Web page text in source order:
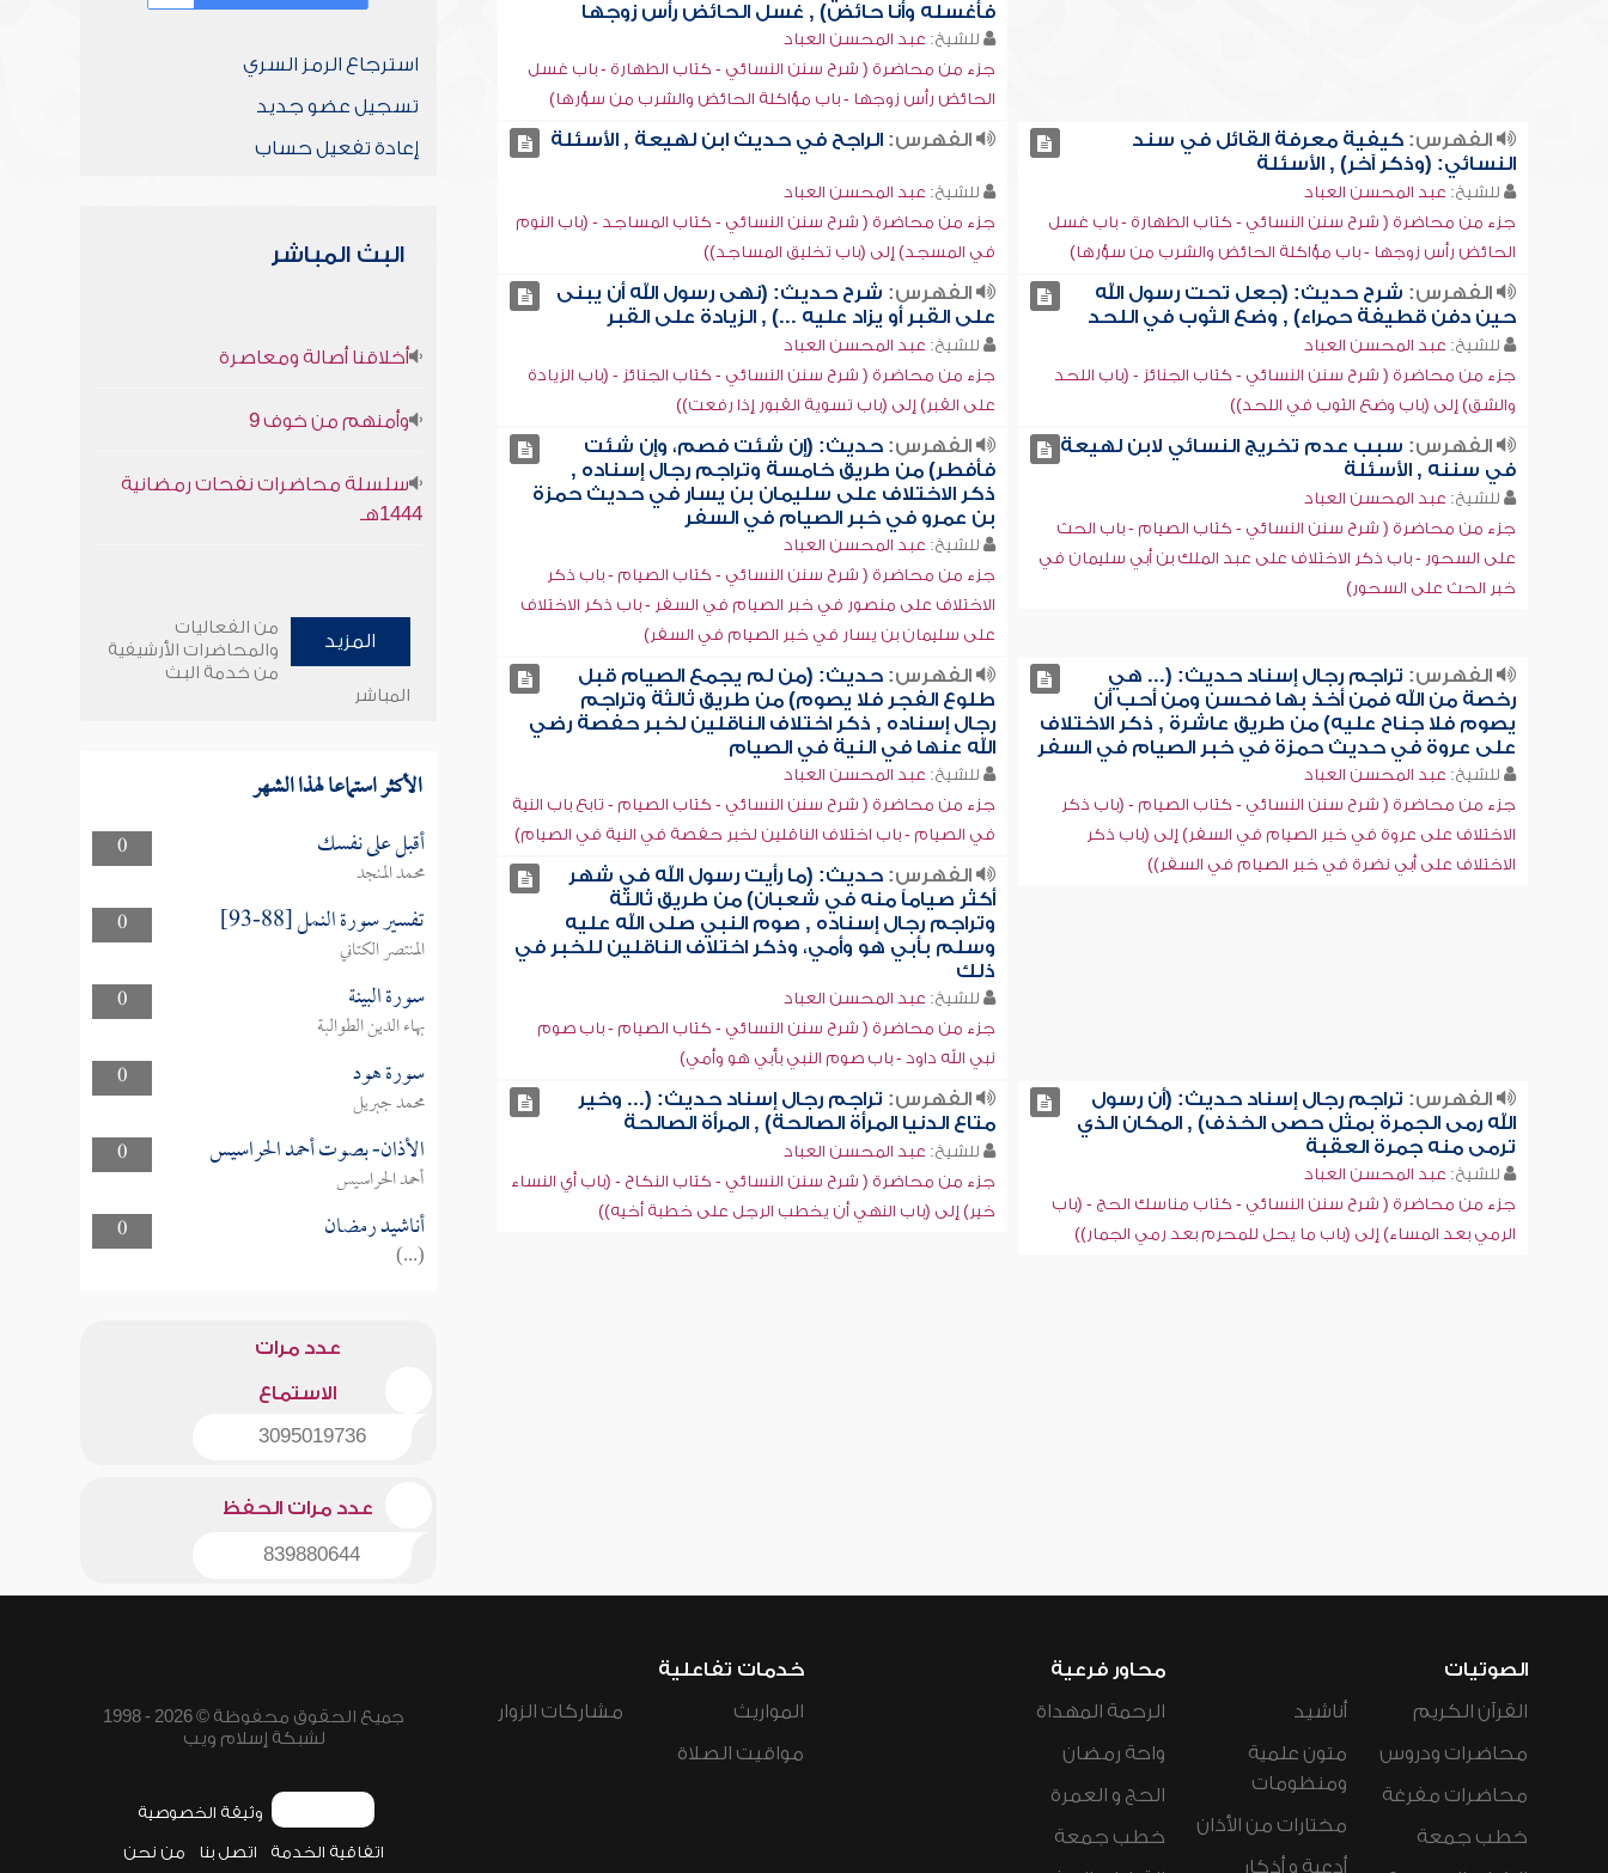
فأغسله وأنا حائض) , غسل الحائض رأس زوجها
للشيخ: عبد المحسن العباد
جزء من محاضرة ( شرح سنن النسائي - كتاب الطهارة - باب غسل
الحائض رأس زوجها - باب مؤاكلة الحائض والشرب من سؤرها)
الفهرس:كيفية معرفة القائل في سند
النسائي: (وذكر آخر) , الأسئلة
للشيخ: عبد المحسن العباد
جزء من محاضرة ( شرح سنن النسائي - كتاب الطهارة - باب غسل
الحائض رأس زوجها - باب مؤاكلة الحائض والشرب من سؤرها)
الفهرس: الراجح في حديث ابن لهيعة , الأسئلة
للشيخ: عبد المحسن العباد
جزء من محاضرة ( شرح سنن النسائي - كتاب المساجد - (باب النوم
في المسجد) إلى (باب تخليق المساجد))
الفهرس: شرح حديث: (جعل تحت رسول الله
حين دفن قطيفة حمراء) , وضع الثوب في اللحد
للشيخ: عبد المحسن العباد
جزء من محاضرة ( شرح سنن النسائي - كتاب الجنائز - (باب اللحد
والشق) إلى (باب وضع الثوب في اللحد))
الفهرس: شرح حديث: (نهى رسول الله أن يبنى
على القبر أو يزاد عليه ...) , الزيادة على القبر
للشيخ: عبد المحسن العباد
جزء من محاضرة ( شرح سنن النسائي - كتاب الجنائز - (باب الزيادة
على القبر) إلى (باب تسوية القبور إذا رفعت))
الفهرس: سبب عدم تخريج النسائي لابن لهيعة
في سننه , الأسئلة
للشيخ: عبد المحسن العباد
جزء من محاضرة ( شرح سنن النسائي - كتاب الصيام - باب الحث
على السحور - باب ذكر الاختلاف على عبد الملك بن أبي سليمان في
خبر الحث على السحور)
الفهرس: حديث: (إن شئت فصم، وإن شئت
فأفطر) من طريق خامسة وتراجم رجال إسناده ,
ذكر الاختلاف على سليمان بن يسار في حديث حمزة
بن عمرو في خبر الصيام في السفر
للشيخ: عبد المحسن العباد
جزء من محاضرة ( شرح سنن النسائي - كتاب الصيام - باب ذكر
الاختلاف على منصور في خبر الصيام في السفر - باب ذكر الاختلاف
على سليمان بن يسار في خبر الصيام في السفر)
الفهرس: تراجم رجال إسناد حديث: (... هي
رخصة من الله فمن أخذ بها فحسن ومن أحب أن
يصوم فلا جناح عليه) من طريق عاشرة , ذكر الاختلاف
على عروة في حديث حمزة في خبر الصيام في السفر
للشيخ: عبد المحسن العباد
جزء من محاضرة ( شرح سنن النسائي - كتاب الصيام - (باب ذكر
الاختلاف على عروة في خبر الصيام في السفر) إلى (باب ذكر
الاختلاف على أبي نضرة في خبر الصيام في السفر))
الفهرس: حديث: (من لم يجمع الصيام قبل
طلوع الفجر فلا يصوم) من طريق ثالثة وتراجم
رجال إسناده , ذكر اختلاف الناقلين لخبر حفصة رضي
الله عنها في النية في الصيام
للشيخ: عبد المحسن العباد
جزء من محاضرة ( شرح سنن النسائي - كتاب الصيام - تابع باب النية
في الصيام - باب اختلاف الناقلين لخبر حفصة في النية في الصيام)
الفهرس: حديث: (ما رأيت رسول الله في شهر
أكثر صياماً منه في شعبان) من طريق ثالثة
وتراجم رجال إسناده , صوم النبي صلى الله عليه
وسلم بأبي هو وأمي، وذكر اختلاف الناقلين للخبر في
ذلك
للشيخ: عبد المحسن العباد
جزء من محاضرة ( شرح سنن النسائي - كتاب الصيام - باب صوم
نبي الله داود - باب صوم النبي بأبي هو وأمي)
الفهرس: تراجم رجال إسناد حديث: (أن رسول
الله رمى الجمرة بمثل حصى الخذف) , المكان الذي
ترمى منه جمرة العقبة
للشيخ: عبد المحسن العباد
جزء من محاضرة ( شرح سنن النسائي - كتاب مناسك الحج - (باب
الرمي بعد المساء) إلى (باب ما يحل للمحرم بعد رمي الجمار))
الفهرس: تراجم رجال إسناد حديث: (... وخير
متاع الدنيا المرأة الصالحة) , المرأة الصالحة
للشيخ: عبد المحسن العباد
جزء من محاضرة ( شرح سنن النسائي - كتاب النكاح - (باب أي النساء
خير) إلى (باب النهي أن يخطب الرجل على خطبة أخيه))
استرجاع الرمز السري
تسجيل عضو جديد
إعادة تفعيل حساب
البث المباشر
أخلاقنا أصالة ومعاصرة
وأمنهم من خوف 9
سلسلة محاضرات نفحات رمضانية
1444هـ
المزيد
من الفعاليات
والمحاضرات الأرشيفية
من خدمة البث
المباشر
الأكثر استماعا لهذا الشهر
0 أقبل على نفسك
محمد المنجد
0
تفسير سورة النمل [88-93]
المنتصر الكتاني
0
سورة البينة
بهاء الدين الطوالبة
0
سورة هود
محمد جبريل
0
الأذان- بصوت أحمد الحراسيس
أحمد الحراسيس
0
أناشيد رمضان
(...)
عدد مرات
الاستماع
3095019736
عدد مرات الحفظ
839880644
الصوتيات
القرآن الكريم
محاضرات ودروس
محاضرات مفرغة
خطب جمعة
أناشيد
متون علمية
ومنظومات
مختارات من الأذان
أدعية و أذكار
محاور فرعية
الرحمة المهداة
واحة رمضان
الحج و العمرة
خطب جمعة
خدمات تفاعلية
المواريث
مواقيت الصلاة
مشاركات الزوار
جميع الحقوق محفوظة © 2026 - 1998
لشبكة إسلام ويب
وثيقة الخصوصية
اتفاقية الخدمة اتصل بنا من نحن